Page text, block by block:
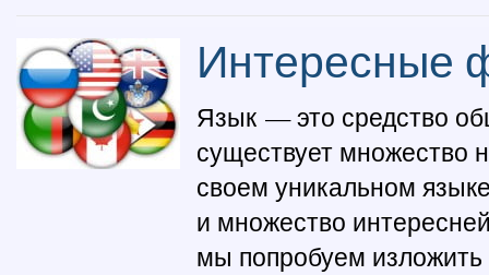
Интересные
Язык — это средство
существует множество
своем уникальном
и множество
мы попробуем